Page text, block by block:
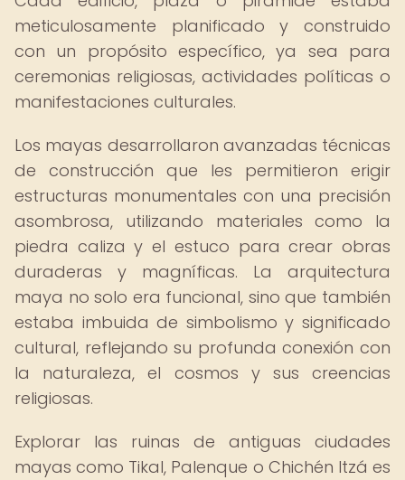
meticulosamente planificado y construido
con un propósito específico, ya sea para
ceremonias religiosas, actividades políticas o
manifestaciones culturales.
Los mayas desarrollaron avanzadas técnicas
de construcción que les permitieron erigir
estructuras monumentales con una precisión
asombrosa, utilizando materiales como la
piedra caliza y el estuco para crear obras
duraderas y magníficas. La arquitectura
maya no solo era funcional, sino que también
estaba imbuida de simbolismo y significado
cultural, reflejando su profunda conexión con
la naturaleza, el cosmos y sus creencias
religiosas.
Explorar las ruinas de antiguas ciudades
mayas como Tikal, Palenque o Chichén Itzá es